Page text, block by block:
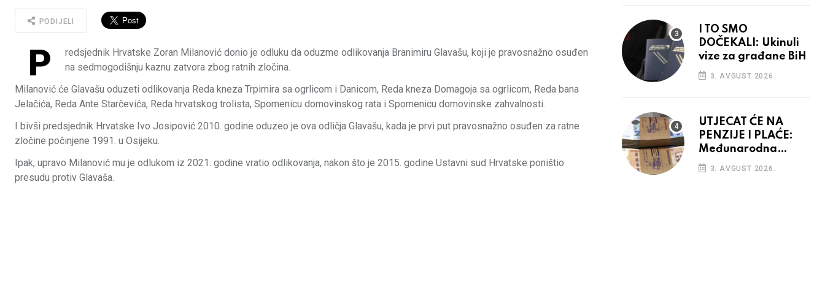
PODIJELI
P
redsjednik Hrvatske Zoran Milanović donio je odluku da oduzme odlikovanja Branimiru Glavašu, koji je pravosnažno osuđen
na sedmogodišnju kaznu zatvora zbog ratnih zločina.
Milanović će Glavašu oduzeti odlikovanja Reda kneza Trpimira sa ogrlicom i Danicom, Reda kneza Domagoja sa ogrlicom, Reda bana
Jelačića, Reda Ante Starčevića, Reda hrvatskog trolista, Spomenicu domovinskog rata i Spomenicu domovinske zahvalnosti.
I bivši predsjednik Hrvatske Ivo Josipović 2010. godine oduzeo je ova odličja Glavašu, kada je prvi put pravosnažno osuđen za ratne
zločine počinjene 1991. u Osijeku.
Ipak, upravo Milanović mu je odlukom iz 2021. godine vratio odlikovanja, nakon što je 2015. godine Ustavni sud Hrvatske poništio
presudu protiv Glavaša.
I TO SMO
DOČEKALI: Ukinuli
vize za građane BiH
3. AVGUST 2026.
UTJECAT ĆE NA
PENZIJE I PLAĆE:
Međunarodna
agencija potvrdila
kreditni rejting BiH
3. AVGUST 2026.